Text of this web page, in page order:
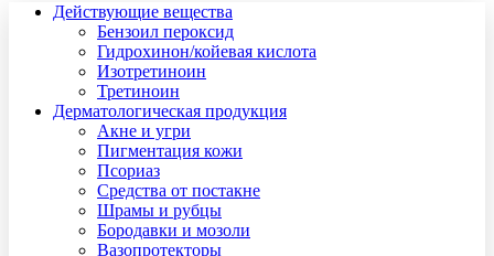
Действующие вещества
Бензоил пероксид
Гидрохинон/койевая кислота
Изотретиноин
Третиноин
Дерматологическая продукция
Акне и угри
Пигментация кожи
Псориаз
Средства от постакне
Шрамы и рубцы
Бородавки и мозоли
Вазопротекторы